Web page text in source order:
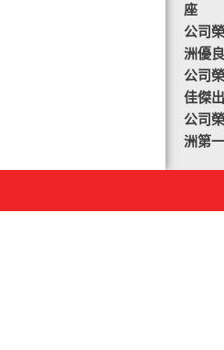
座
公司
洲優
公司
佳傑
公司
洲第